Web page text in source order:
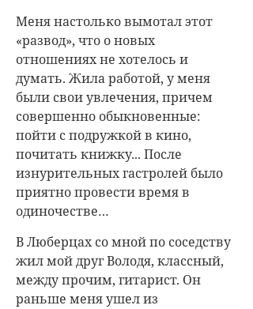
Меня настолько вымотал этот
«развод», что о новых
отношениях не хотелось и
думать. Жила работой, у меня
были свои увлечения, причем
совершенно обыкновенные:
пойти с подружкой в кино,
почитать книжку... После
изнурительных гастролей было
приятно провести время в
одиночестве…
В Люберцах со мной по соседству
жил мой друг Володя, классный,
между прочим, гитарист. Он
раньше меня ушел из